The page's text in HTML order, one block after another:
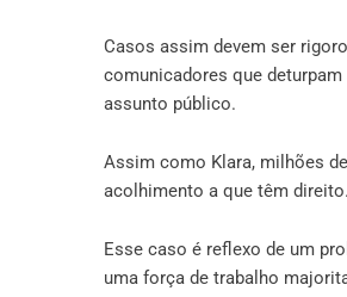
Casos assim devem ser
comunicadores que
assunto público.
Assim como Klara, milhões
acolhimento a que têm
Esse caso é reflexo de um
uma força de trabalho